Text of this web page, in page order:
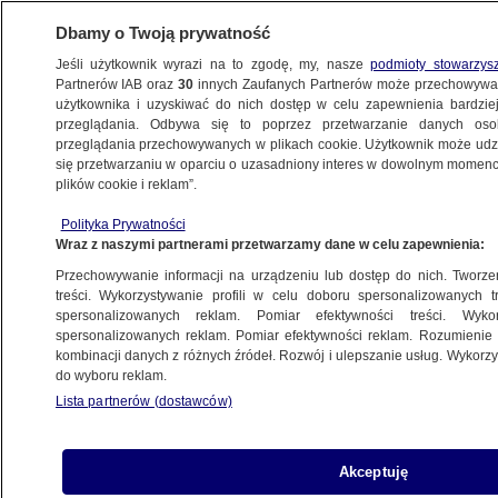
POLSKA
ze służbowej karty Orlenu. "Ktoś sobie
mógł ząbki zrobić"
19.04.2024, 20:22
Udostępnij
Dbamy o Twoją prywatność
Jeśli użytkownik wyrazi na to zgodę, my, naszepodmioty
Partnerów IAB oraz30 innych Zaufanych Partnerów może
użytkownika i uzyskiwać do nich dostęp w celu zapewnienia
przeglądania. Odbywa się to poprzez przetwarzanie danych
przeglądania przechowywanych w plikach cookie. Użytkownik może
się przetwarzaniu w oparciu o uzasadniony interes w dowolnym
plików cookie i reklam”.
Polityka Prywatności
Wraz z naszymi partnerami przetwarzamy dane w celu zapewnienia:
Przechowywanie informacji na urządzeniu lub dostęp do nich.
treści. Wykorzystywanie profili w celu doboru spersonalizowanych
spersonalizowanych reklam. Pomiar efektywności treści.
spersonalizowanych reklam. Pomiar efektywności reklam.
kombinacji danych z różnych źródeł. Rozwój i ulepszanie usług.
do wyboru reklam.
Lista partnerów (dostawców)
Akceptuję